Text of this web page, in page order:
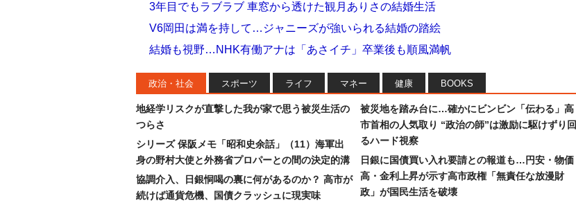
3年目でもラブラブ 車窓から透けた観月ありさの結婚生活
V6岡田は満を持して…ジャニーズが強いられる結婚の踏絵
結婚も視野…NHK有働アナは「あさイチ」卒業後も順風満帆
政治・社会 スポーツ ライフ マネー 健康 BOOKS
地経学リスクが直撃した我が家で思う被災生活の
つらさ
シリーズ 保阪メモ「昭和史余話」（11）海軍出
身の野村大使と外務省プロパーとの間の決定的溝
協調介入、日銀恫喝の裏に何があるのか？ 高市が
続けば通貨危機、国債クラッシュに現実味
被災地を踏み台に…確かにビンビン「伝わる」高
市首相の人気取り “政治の師”は激励に駆けずり回
るハード視察
日銀に国債買い入れ要請との報道も…円安・物価
高・金利上昇が示す高市政権「無責任な放漫財
政」が国民生活を破壊